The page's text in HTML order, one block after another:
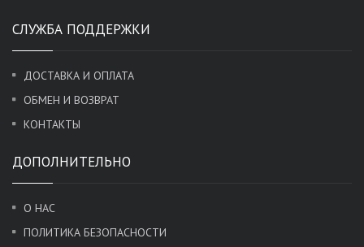
СЛУЖБА ПОДДЕРЖКИ
ДОСТАВКА И ОПЛАТА
ОБМЕН И ВОЗВРАТ
КОНТАКТЫ
ДОПОЛНИТЕЛЬНО
О НАС
ПОЛИТИКА БЕЗОПАСНОСТИ